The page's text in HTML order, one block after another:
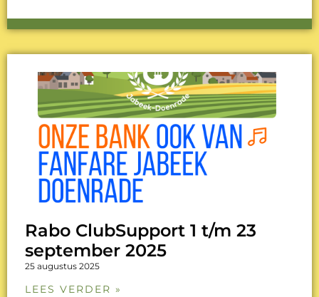
Rabo ClubSupport 1 t/m 23
september 2025
25 augustus 2025
LEES VERDER »